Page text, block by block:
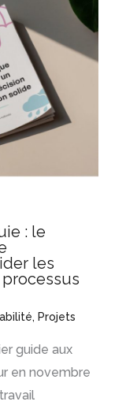
: le
les
, Projets
guide aux
en novembre